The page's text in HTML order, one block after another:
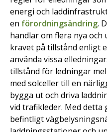
energi och
en förordningsändring.
handlar om flera nya
kravet på tillstånd enligt
använda vissa
tillstånd för ledningar
med solceller till en
bygga ut och driva
vid trafikleder. Med detta
befintligt